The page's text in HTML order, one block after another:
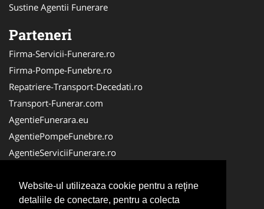
Website-ul utilizeaza cookie pentru a reţine
detaliile de conectare, pentru a colecta
Sustine Agentii Funerare
Parteneri
Firma-Servicii-Funerare.ro
Firma-Pompe-Funebre.ro
Repatriere-Transport-Decedati.ro
Transport-Funerar.com
AgentieFunerara.eu
AgentiePompeFunebre.ro
AgentieServiciiFunerare.ro
CasaFunerara.com
LucrariFunerare.ro